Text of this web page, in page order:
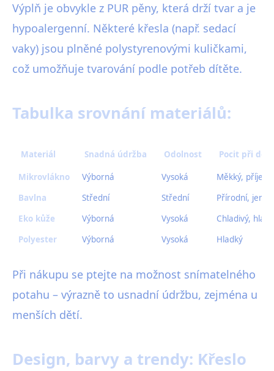
Výplň je obvykle z PUR pěny, která drží tvar a je
hypoalergenní. Některé křesla (např. sedací
vaky) jsou plněné polystyrenovými kuličkami,
což umožňuje tvarování podle potřeb dítěte.
Tabulka srovnání materiálů:
Materiál Snadná údržba Odolnost Pocit při
Mikrovlákno Výborná Vysoká
Měkký,
Bavlna
Střední Střední
Přírodní,
Eko kůže
Výborná Vysoká
Chladivý,
Polyester
Výborná Vysoká Hladký
Při nákupu se ptejte na možnost snímatelného
potahu – výrazně to usnadní údržbu, zejména u
menších dětí.
Design, barvy a trendy: Křeslo